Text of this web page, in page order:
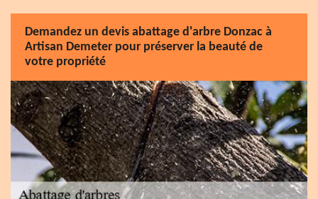
Demandez un devis abattage d'arbre Donzac à
Artisan Demeter pour préserver la beauté de
votre propriété